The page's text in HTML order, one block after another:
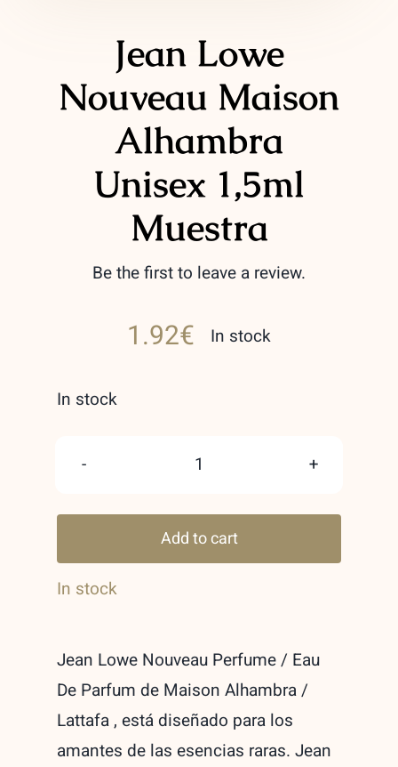
Jean Lowe
Nouveau Maison
Alhambra
Unisex 1,5ml
Muestra
Be the first to leave a review.
1.92€ In stock
In stock
Lowe
Nouveau
Maison
1,5ml
Muestra
quantity
Add to cart
In stock
Jean Lowe Nouveau Perfume / Eau
De Parfum de Maison Alhambra /
Lattafa , está diseñado para los
amantes de las esencias raras. Jean